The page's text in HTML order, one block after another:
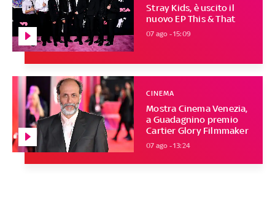
Stray Kids, è uscito il
nuovo EP This & That
07 ago - 15:09
Mostra Cinema Venezia,
a Guadagnino premio
Cartier Glory Filmmaker
CINEMA
07 ago - 13:24